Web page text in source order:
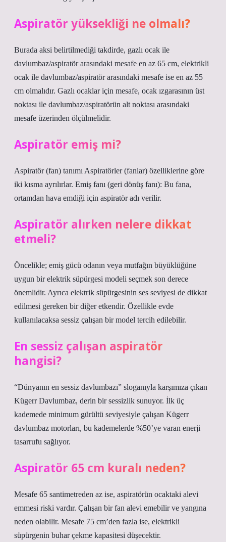
Aspiratör yüksekliği ne olmalı?
Burada aksi belirtilmediği takdirde, gazlı ocak ile
davlumbaz/aspiratör arasındaki mesafe en az 65 cm, elektrikli
ocak ile davlumbaz/aspiratör arasındaki mesafe ise en az 55
cm olmalıdır. Gazlı ocaklar için mesafe, ocak ızgarasının üst
noktası ile davlumbaz/aspiratörün alt noktası arasındaki
mesafe üzerinden ölçülmelidir.
Aspiratör emiş mi?
Aspiratör (fan) tanımı Aspiratörler (fanlar) özelliklerine göre
iki kısma ayrılırlar. Emiş fanı (geri dönüş fanı): Bu fana,
ortamdan hava emdiği için aspiratör adı verilir.
Aspiratör alırken nelere dikkat
etmeli?
Öncelikle; emiş gücü odanın veya mutfağın büyüklüğüne
uygun bir elektrik süpürgesi modeli seçmek son derece
önemlidir. Ayrıca elektrik süpürgesinin ses seviyesi de dikkat
edilmesi gereken bir diğer etkendir. Özellikle evde
kullanılacaksa sessiz çalışan bir model tercih edilebilir.
En sessiz çalışan aspiratör
hangisi?
“Dünyanın en sessiz davlumbazı” sloganıyla karşımıza çıkan
Kügerr Davlumbaz, derin bir sessizlik sunuyor. İlk üç
kademede minimum gürültü seviyesiyle çalışan Kügerr
davlumbaz motorları, bu kademelerde %50’ye varan enerji
tasarrufu sağlıyor.
Aspiratör 65 cm kuralı neden?
Mesafe 65 santimetreden az ise, aspiratörün ocaktaki alevi
emmesi riski vardır. Çalışan bir fan alevi emebilir ve yangına
neden olabilir. Mesafe 75 cm’den fazla ise, elektrikli
süpürgenin buhar çekme kapasitesi düşecektir.